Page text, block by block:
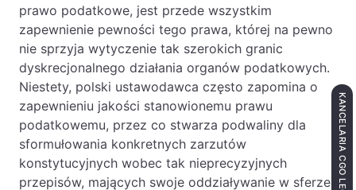
prawo podatkowe, jest przede wszystkim
zapewnienie pewności tego prawa, której na pewno
nie sprzyja wytyczenie tak szerokich granic
dyskrecjonalnego działania organów podatkowych.
Niestety, polski ustawodawca często zapomina o
zapewnieniu jakości stanowionemu prawu
podatkowemu, przez co stwarza podwaliny dla
sformułowania konkretnych zarzutów
konstytucyjnych wobec tak nieprecyzyjnych
przepisów, mających swoje oddziaływanie w sferze KANCELARIA CGO LEGAL